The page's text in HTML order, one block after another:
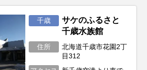
千歳
サケのふるさと
千歳水族館
住所
北海道千歳市花園2丁
目312